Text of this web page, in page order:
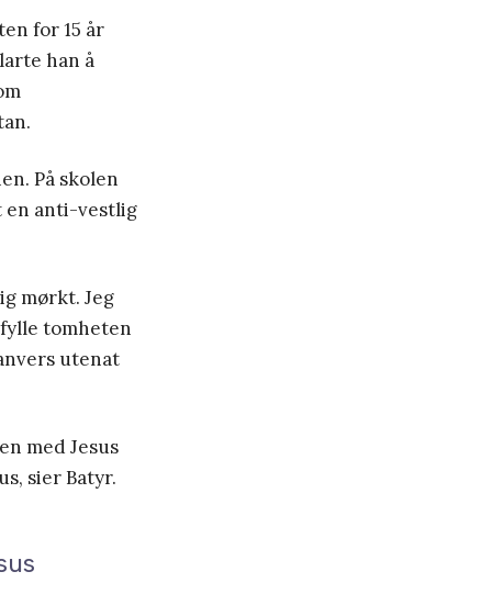
for 15 år
han å
På skolen
en anti-vestlig
mørkt. Jeg
tomheten
utenat
med Jesus
sier Batyr.